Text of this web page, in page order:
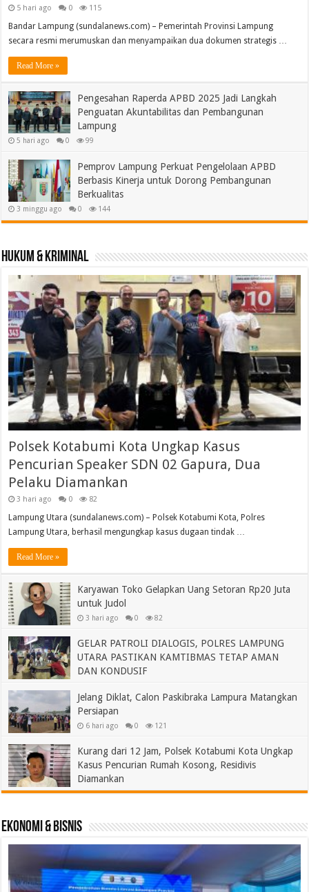
5 hari ago 0 115
Bandar Lampung (sundalanews.com) – Pemerintah Provinsi Lampung
secara resmi merumuskan dan menyampaikan dua dokumen strategis …
Read More »
Pengesahan Raperda APBD 2025 Jadi Langkah
Penguatan Akuntabilitas dan Pembangunan
Lampung
5 hari ago 0 99
Pemprov Lampung Perkuat Pengelolaan APBD
Berbasis Kinerja untuk Dorong Pembangunan
Berkualitas
3 minggu ago 0 144
Hukum & Kriminal
Polsek Kotabumi Kota Ungkap Kasus
Pencurian Speaker SDN 02 Gapura, Dua
Pelaku Diamankan
3 hari ago 0 82
Lampung Utara (sundalanews.com) – Polsek Kotabumi Kota, Polres
Lampung Utara, berhasil mengungkap kasus dugaan tindak …
Read More »
Karyawan Toko Gelapkan Uang Setoran Rp20 Juta
untuk Judol
3 hari ago 0 82
GELAR PATROLI DIALOGIS, POLRES LAMPUNG
UTARA PASTIKAN KAMTIBMAS TETAP AMAN
DAN KONDUSIF
Jelang Diklat, Calon Paskibraka Lampura Matangkan
Persiapan
6 hari ago 0 121
Kurang dari 12 Jam, Polsek Kotabumi Kota Ungkap
Kasus Pencurian Rumah Kosong, Residivis
Diamankan
6 hari ago 0 105
Ekonomi & Bisnis